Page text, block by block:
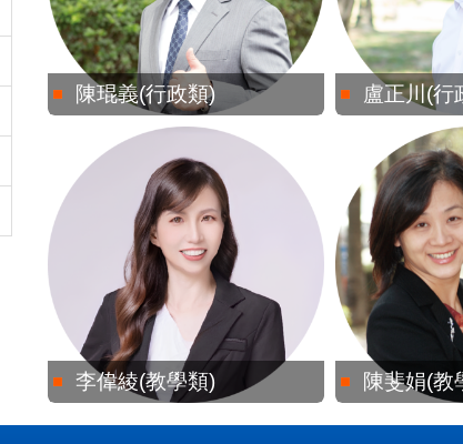
陳琨義(行政類) 盧正川(行
李偉綾(教學類) 陳斐娟(教